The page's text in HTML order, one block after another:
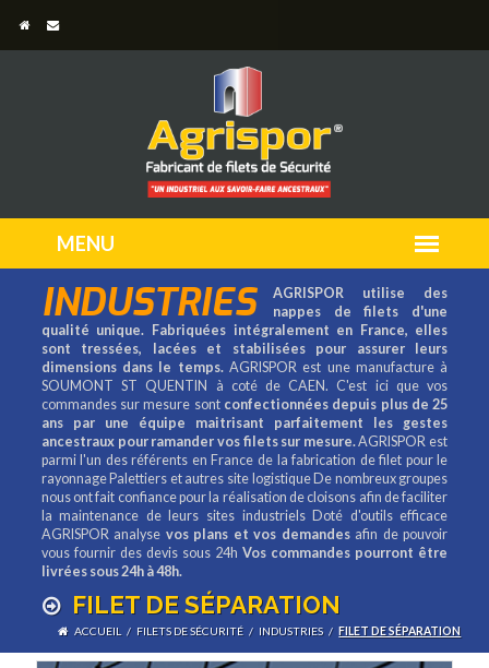
INDUSTRIES
AGRISPOR utilise des
nappes de filets d'une
qualité unique. Fabriquées intégralement en France, elles
sont tressées, lacées et stabilisées pour assurer leurs
dimensions dans le temps.AGRISPOR est une manufacture à
SOUMONT ST QUENTIN à coté de CAEN. C'est ici que vos
commandes sur mesure sont confectionnées depuis plus de 25
ans par une équipe maitrisant parfaitement les gestes
ancestraux pour ramander vos filets sur mesure.AGRISPOR est
parmi l'un des référents en France de la fabrication de filet pour le
rayonnage Palettiers et autres site logistique De nombreux groupes
nous ont fait confiance pour la réalisation de cloisons afin de faciliter
la maintenance de leurs sites industriels Doté d'outils efficace
AGRISPOR analyse vos plans et vos demandesafin de pouvoir
vous fournir des devis sous 24hVos commandes pourront être
livrées sous 24h à 48h.
FILET DE SÉPARATION
ACCUEIL / FILETS DE SÉCURITÉ / INDUSTRIES / FILET DE SÉPARATION